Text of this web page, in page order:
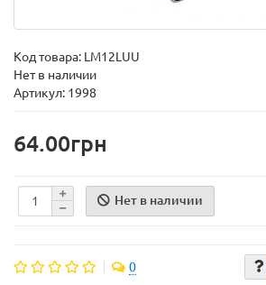
Код товара: LM12LUU
Нет в наличии
Артикул: 1998
64.00грн
Нет в наличии
0